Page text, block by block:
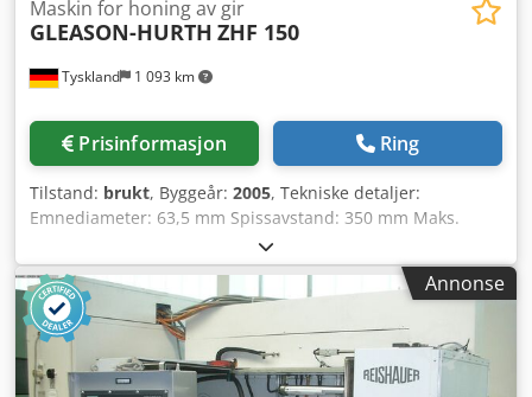
Tyskland 1 093 km
Maskin for honing av gir
GLEASON-HURTH ZHF 150
Prisinformasjon Ring
Tilstand: brukt, Byggeår: 2005, Tekniske detaljer:
Emnediameter: 63,5 mm Spissavstand: 350 mm Maks.
honelengde: mm Total tilkoblet effekt: kW Maskinvekt ca.: 6
t Plassbehov ca.: 2,70x2,30x2,60 m Tekniske data G0504
Arbeidsområde Oppspenningsflate, lengde mm: 1550
Antall T-spor mm: 2 T-spor, bredde mm: 18 T-spor, avstand
mm: 180 Spisshøyde (bakdokker) mm: 350 Svingområde
finradhode (U-akse) grader: +30/-30 Aksjeavstand -
bakdokke/finrad min./maks. mm: 120/225 Innmatingsenhet
Annonse